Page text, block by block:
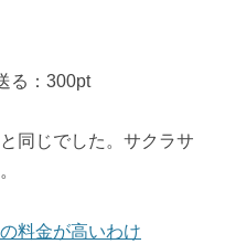
る：300pt
同じでした。サクラサ
料金が高いわけ